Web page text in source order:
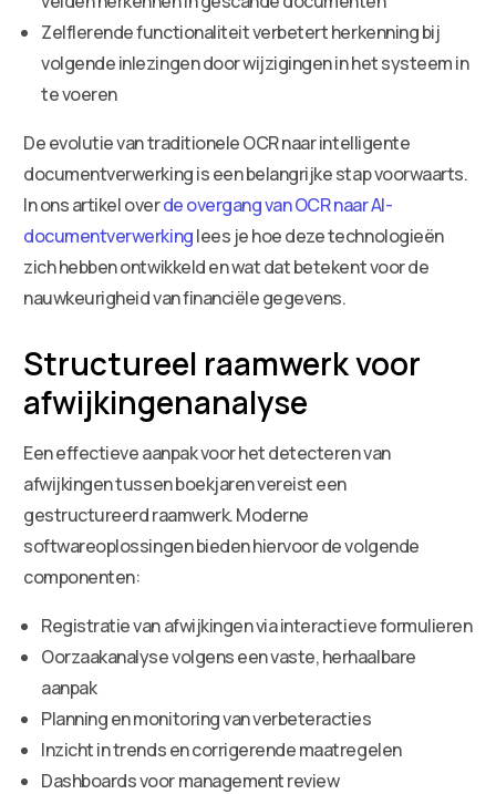
Zelflerende functionaliteit verbetert herkenning bij
volgende inlezingen door wijzigingen in het systeem in
te voeren
De evolutie van traditionele OCR naar intelligente
documentverwerking is een belangrijke stap voorwaarts.
In ons artikel overde overgang van OCR naar AI-
documentverwerkinglees je hoe deze technologieën
zich hebben ontwikkeld en wat dat betekent voor de
nauwkeurigheid van financiële gegevens.
Structureel raamwerk voor
afwijkingenanalyse
Een effectieve aanpak voor het detecteren van
afwijkingen tussen boekjaren vereist een
gestructureerd raamwerk. Moderne
softwareoplossingen bieden hiervoor de volgende
componenten:
Registratie van afwijkingen via interactieve formulieren
Oorzaakanalyse volgens een vaste, herhaalbare
aanpak
Planning en monitoring van verbeteracties
Inzicht in trends en corrigerende maatregelen
Dashboards voor management review